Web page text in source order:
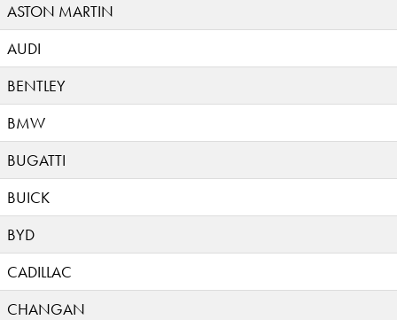
ASTON MARTIN
AUDI
BENTLEY
BMW
BUGATTI
BUICK
BYD
CADILLAC
CHANGAN